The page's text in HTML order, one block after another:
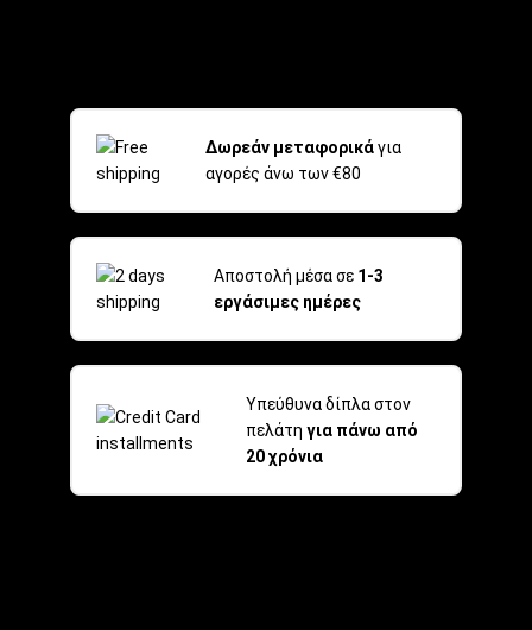
Δωρεάν μεταφορικάγια
αγορές άνω των €80
Αποστολή μέσα σε 1-3
εργάσιμες ημέρες
Υπεύθυνα δίπλα στον
πελάτη για πάνω από
20 χρόνια